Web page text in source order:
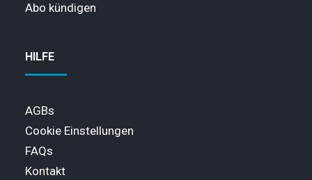
Abo kündigen
HILFE
AGBs
Cookie Einstellungen
FAQs
Kontakt